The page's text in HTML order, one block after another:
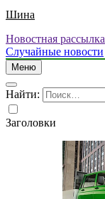
Шина
Новостная рассылка
Случайные новости
Меню
Найти:
Заголовки